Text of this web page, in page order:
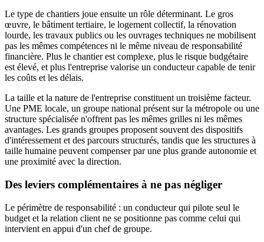
Le type de chantiers joue ensuite un rôle déterminant. Le gros
œuvre, le bâtiment tertiaire, le logement collectif, la rénovation
lourde, les travaux publics ou les ouvrages techniques ne mobilisent
pas les mêmes compétences ni le même niveau de responsabilité
financière. Plus le chantier est complexe, plus le risque budgétaire
est élevé, et plus l'entreprise valorise un conducteur capable de tenir
les coûts et les délais.
La taille et la nature de l'entreprise constituent un troisième facteur.
Une PME locale, un groupe national présent sur la métropole ou une
structure spécialisée n'offrent pas les mêmes grilles ni les mêmes
avantages. Les grands groupes proposent souvent des dispositifs
d'intéressement et des parcours structurés, tandis que les structures à
taille humaine peuvent compenser par une plus grande autonomie et
une proximité avec la direction.
Des leviers complémentaires à ne pas négliger
Le périmètre de responsabilité : un conducteur qui pilote seul le
budget et la relation client ne se positionne pas comme celui qui
intervient en appui d'un chef de groupe.